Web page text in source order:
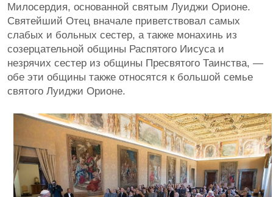
Милосердия, основанной святым Луиджи Орионе.
Святейший Отец вначале приветствовал самых
слабых и больных сестер, а также монахинь из
созерцательной общины Распятого Иисуса и
незрячих сестер из общины Пресвятого Таинства, —
обе эти общины также относятся к большой семье
святого Луиджи Орионе.